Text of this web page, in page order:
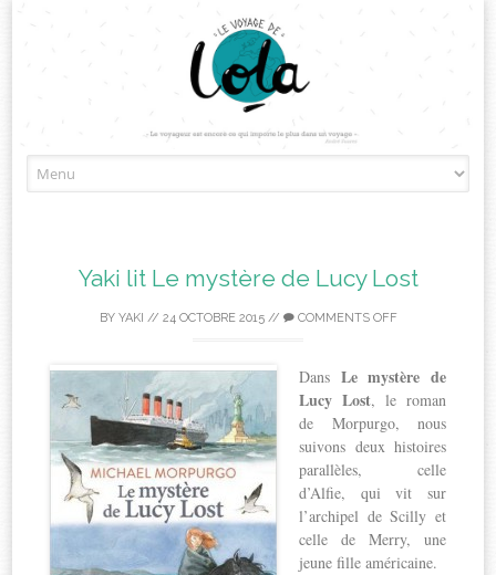
to
Yaki lit Le mystère de Lucy Lost
BY YAKI // 24 OCTOBRE 2015// COMMENTS OFF
Dans Le mystère de
Lucy Lost, le roman
de Morpurgo, nous
suivons deux histoires
parallèles, celle
d’Alfie, qui vit sur
l’archipel de Scilly et
celle de Merry, une
jeune fille américaine.